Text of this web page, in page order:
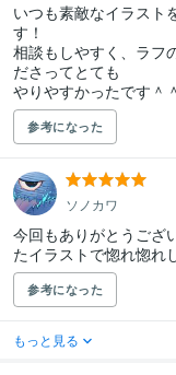
いつも素敵なイラスト
す！
相談もしやすく、ラフ
ださってとても
やりやすかったです＾＾
参考になった
ソノカワ
今回もありがとうござ
たイラストで惚れ惚れ
参考になった
もっと見る